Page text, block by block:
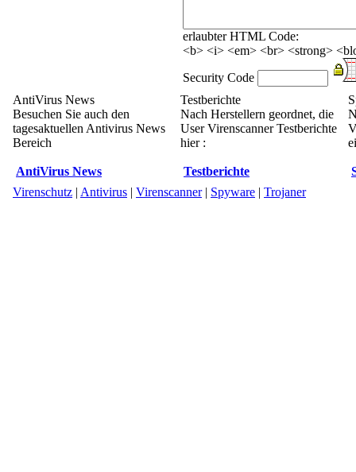
erlaubter HTML Code:
<b> <i> <em> <br> <strong>
Security Code
AntiVirus News
Besuchen Sie auch den
tagesaktuellen Antivirus News
Bereich
AntiVirus News
Testberichte
Nach Herstellern geordnet, die
User Virenscanner Testberichte
hier :
Testberichte
Virenschutz | Antivirus | Virenscanner| Spyware | Trojaner